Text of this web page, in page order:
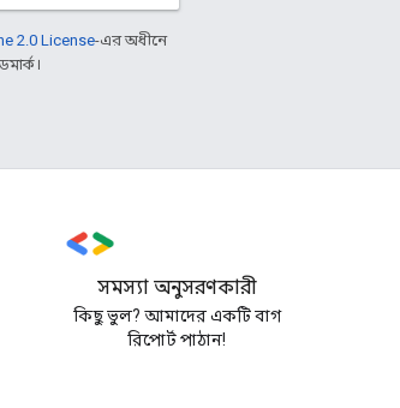
2.0 License-এর অধীনে
সমস্যা অনুসরণকারী
কিছু ভুল? আমাদের একটি বাগ
রিপোর্ট পাঠান!